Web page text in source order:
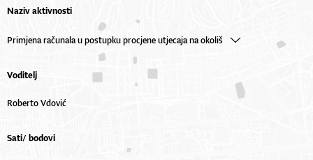
Naziv aktivnosti
Primjena računala u postupku procjene utjecaja na okoliš
Voditelj
Roberto Vdović
Sati/ bodovi